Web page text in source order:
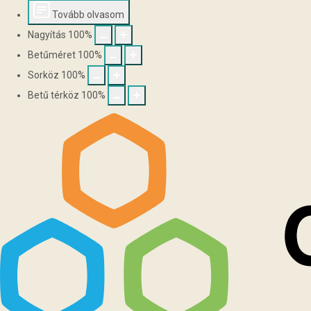
Tovább olvasom
Nagyítás 100%
Betűméret 100%
Sorköz 100%
Betű térköz 100%